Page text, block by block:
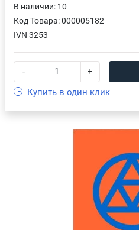
В наличии: 10
Код Товара:000005182
IVN 3253
- +
Купить в один клик